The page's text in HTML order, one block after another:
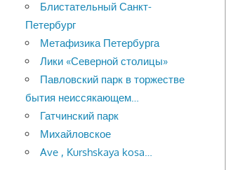
Блистательный Санкт-
Петербург
Метафизика Петербурга
Лики «Северной столицы»
Павловский парк в торжестве
бытия неиссякающем…
Гатчинский парк
Михайловское
Ave , Kurshskaya kosa…